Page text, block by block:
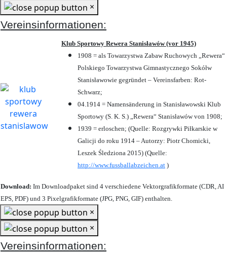
×
Vereinsinformationen:
Klub Sportowy Rewera Stanisławów (vor 1945)
1908 = als Towarzystwa Zabaw Ruchowych „Rewera“
Polskiego Towarzystwa Gimnastycznego Sokółw
Stanisławowie gegründet – Vereinsfarben: Rot-
Schwarz;
04.1914 = Namensänderung in Stanisławowski Klub
Sportowy (S. K. S.) „Rewera“ Stanisławów von 1908;
1939 = erloschen; (Quelle: Rozgrywki Piłkarskie w
Galicji do roku 1914 – Autorzy: Piotr Chomicki,
Leszek Śledziona 2015) (Quelle:
http://www.fussballabzeichen.at )
Download: Im Downloadpaket sind 4 verschiedene Vektorgrafikformate (CDR, AI
EPS, PDF) und 3 Pixelgrafikformate (JPG, PNG, GIF) enthalten.
×
×
Vereinsinformationen: